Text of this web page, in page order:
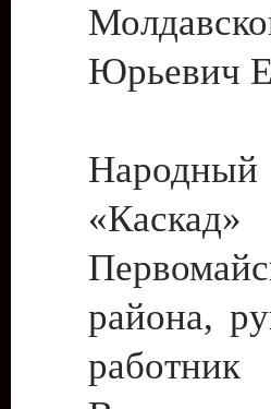
Юрьевич
района,